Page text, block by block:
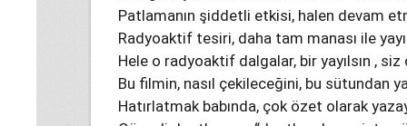
Patlamanın şiddetli etkisi, halen devam
Radyoaktif tesiri, daha tam manası ile
Hele o radyoaktif dalgalar, bir yayılsın ,
Bu filmin, nasıl çekileceğini, bu sütundan
Hatırlatmak babında, çok özet olarak